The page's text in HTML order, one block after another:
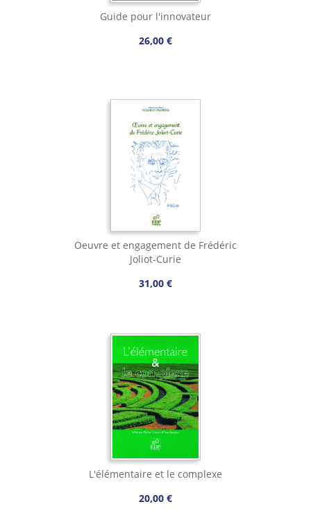
Guide pour l'innovateur
26,00 €
Oeuvre et engagement de Frédéric
Joliot-Curie
31,00 €
L'élémentaire et le complexe
20,00 €